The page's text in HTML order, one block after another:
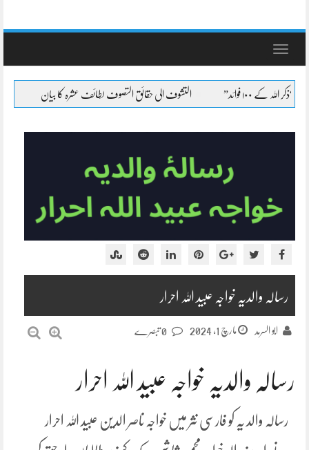
Toggle
التشوف الی حقائق التصوف لطائف عشرہ کا بیان التشوف الی حقائق
رسالہ والدیہ خواجہ عبید اللہ احرار
ابو السرمد مارچ 1, 2024
رسالہ والدیہ خواجہ عبید اللہ احرار
رسالہ والد یہ کو فارسی نثر میں خواجہ ناصر الدین عبید اللہ احرار